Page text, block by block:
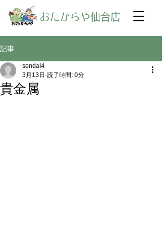
​おたからや仙台店
記事
貴金属
sendai4
3月13日 読了時間: 0分